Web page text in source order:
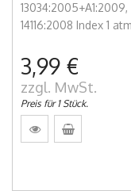
13034:2005+A1:2009,
14116:2008 Index 1
3,99 €
zzgl. MwSt.
Preis für 1 Stück.